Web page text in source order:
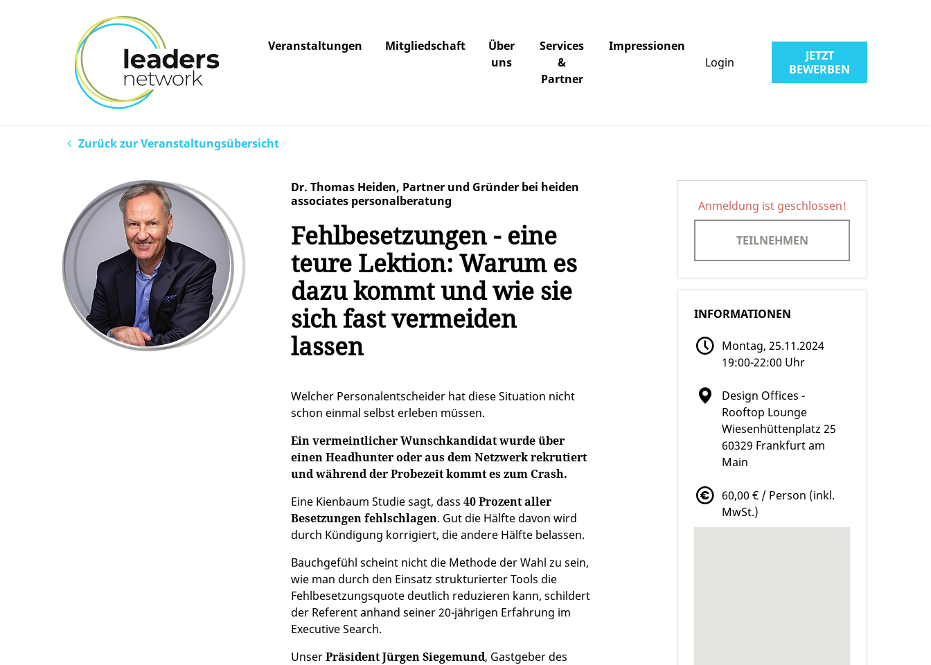
Veranstaltungen Mitgliedschaft
Über
uns
Services
&
Partner
Impressionen
Login
JETZT
BEWERBEN
Zurück zur Veranstaltungsübersicht
Dr. Thomas Heiden, Partner und Gründer bei heiden
associates personalberatung
Fehlbesetzungen - eine
teure Lektion: Warum es
dazu kommt und wie sie
sich fast vermeiden
lassen
Welcher Personalentscheider hat diese Situation nicht
schon einmal selbst erleben müssen.
Ein vermeintlicher Wunschkandidat wurde über
einen Headhunter oder aus dem Netzwerk rekrutiert
und während der Probezeit kommt es zum Crash.
Eine Kienbaum Studie sagt, dass 40 Prozent aller
Besetzungen fehlschlagen. Gut die Hälfte davon wird
durch Kündigung korrigiert, die andere Hälfte belassen.
Bauchgefühl scheint nicht die Methode der Wahl zu sein,
wie man durch den Einsatz strukturierter Tools die
Fehlbesetzungsquote deutlich reduzieren kann, schildert
der Referent anhand seiner 20-jährigen Erfahrung im
Executive Search.
UnserPräsident Jürgen Siegemund, Gastgeber des
Anmeldung ist geschlossen!
TEILNEHMEN
INFORMATIONEN
Montag, 25.11.2024
19:00-22:00 Uhr
Design Offices -
Rooftop Lounge
Wiesenhüttenplatz 25
60329 Frankfurt am
Main
60,00 € / Person (inkl.
MwSt.)